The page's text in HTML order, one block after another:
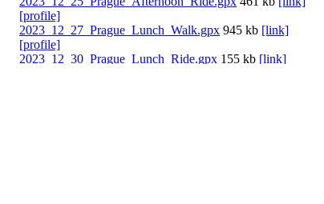
[profile]
2023_12_27_Prague_Lunch_Walk.gpx 945 kb [link]
[profile]
2023_12_30_Prague_Lunch_Ride.gpx 155 kb [link]